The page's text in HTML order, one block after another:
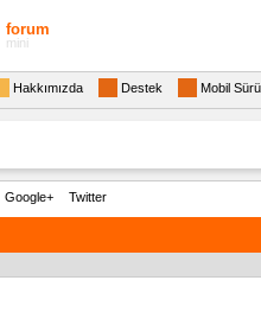
forum
mini
Hakkımızda Destek Mobil
Google+ Twitter